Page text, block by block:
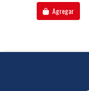
Agregar